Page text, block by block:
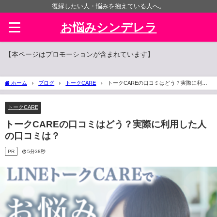
復縁したい人・悩みを抱えている人へ。
お悩みシンデレラ
【本ページはプロモーションが含まれています】
ホーム ブログ トークCARE
トークCAREの口コミはどう？実際に利用
した人の口コミは？
トークCARE
トークCAREの口コミはどう？実際に利用した人
の口コミは？
PR 5分38秒